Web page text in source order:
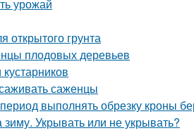
урожай
открытого грунта
плодовых деревьев
саженцы
выполнять обрезку кроны
Укрывать или не укрывать?